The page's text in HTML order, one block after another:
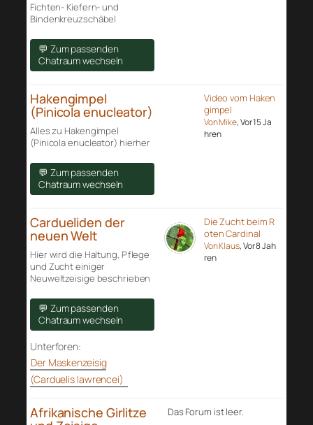
Fichten- Kiefern- und
Bindenkreuzschäbel
💬 Zum passenden
Chatraum wechseln
Hakengimpel
(Pinicola enucleator)
Alles zu Hakengimpel
(Pinicola enucleator) hierher
💬 Zum passenden
Chatraum wechseln
Video vom Haken
gimpel
Von Mike, Vor 15 Ja
hren
Cardueliden der
neuen Welt
Hier wird die Haltung, Pflege
und Zucht einiger
Neuweltzeisige beschrieben
💬 Zum passenden
Chatraum wechseln
Unterforen:
Der Maskenzeisig
(Carduelis lawrencei)
Die Zucht beim R
oten Cardinal
Von Klaus, Vor 8 Jah
ren
Afrikanische Girlitze Das Forum ist leer.